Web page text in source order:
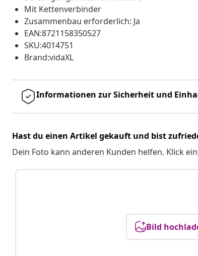
Mit Kettenverbinder
Zusammenbau erforderlich: Ja
EAN:8721158350527
SKU:4014751
Brand:vidaXL
Informationen zur Sicherheit und
Hast du einen Artikel gekauft und bist
Dein Foto kann anderen Kunden helfen. Klick
Bild